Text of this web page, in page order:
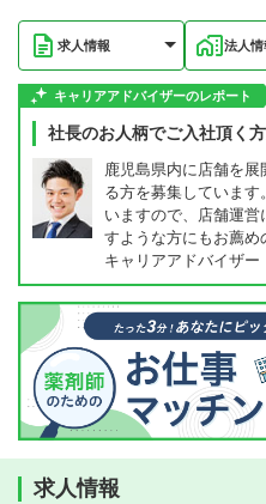
求人情報 法人情
キャリアアドバイザーのレポート
社長のお人柄でご入社頂く
鹿児島県内に店舗を
る方を募集していま
いますので、店舗運
すような方にもお薦め
キャリアアドバイザ
求人情報